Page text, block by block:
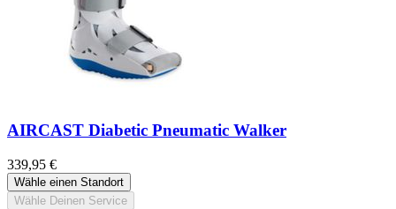
AIRCAST Diabetic Pneumatic Walker
339,95 €
Wähle einen Standort
Wähle Deinen Service